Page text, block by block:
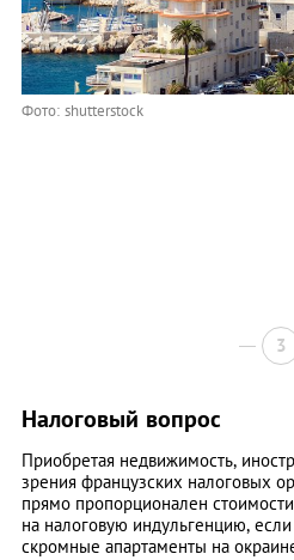
Фото: shutterstock
3
Налоговый вопрос
Приобретая недвижимость,
зрения французских налоговых
прямо пропорционален
на налоговую индульгенцию,
скромные апартаменты на